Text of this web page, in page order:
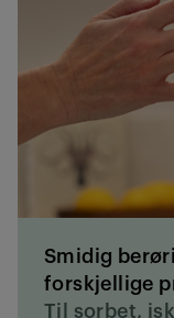
Smidig
forskjellige
Til sorbet,